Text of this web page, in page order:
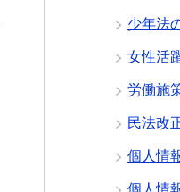
少年法
女性活
労働施
民法改
個人情